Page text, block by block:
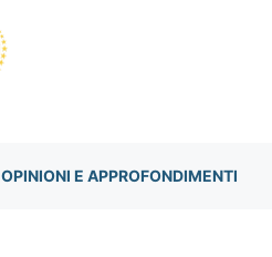
OPINIONI E APPROFONDIMENTI